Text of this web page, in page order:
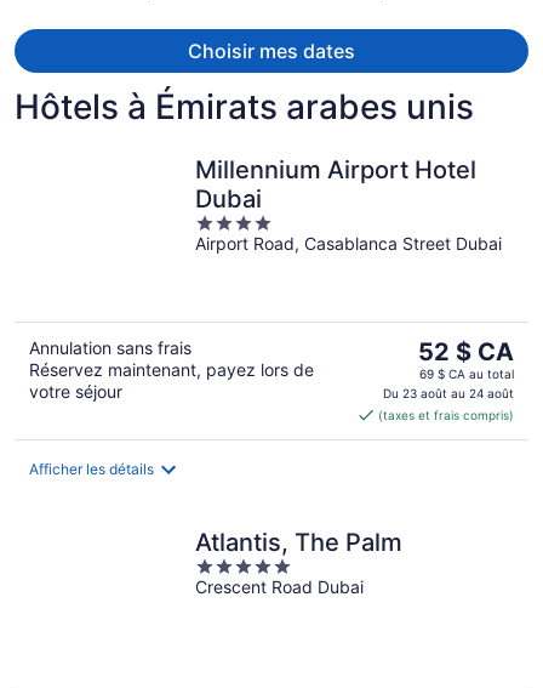
d’arcade/salle de jeux se trouvent sur place : toute la famille est
certaine de s'amuser! Naviguez gratuitement sur le Web grâce à
le Wi-Fi et prenez un verre dans un des 2 bars-salons. Le service
de voiturier est également gratuit.
Choisir mes dates
Hôtels à Émirats arabes unis
Millennium Airport Hotel
Dubai
4
out
Airport Road, Casablanca Street Dubai
Annulation sans frais
Réservez maintenant, payez lors de
votre séjour
Le
prix
est
de 52 $ CA
par
52 $ CA
69 $ CA au total
Du 23 août au 24 août
(taxes et frais compris)
Afficher les détails
Atlantis, The Palm
5
out
Crescent Road Dubai